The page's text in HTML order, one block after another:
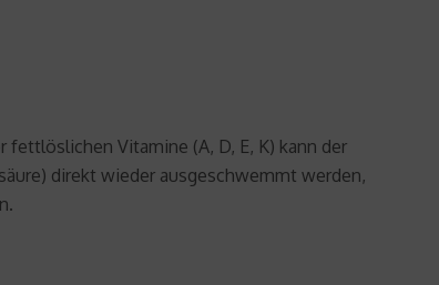
Vitamine (A, D, E, K) kann der
direkt wieder ausgeschwemmt werden,